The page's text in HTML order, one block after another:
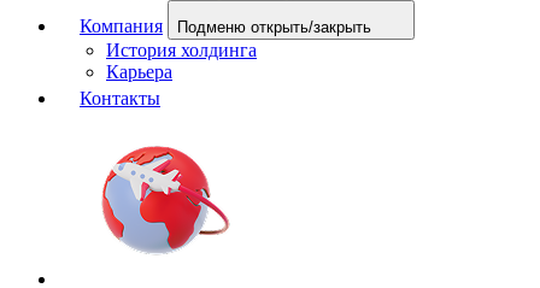
Компания
Подменю открыть/закрыть
История холдинга
Карьера
Контакты